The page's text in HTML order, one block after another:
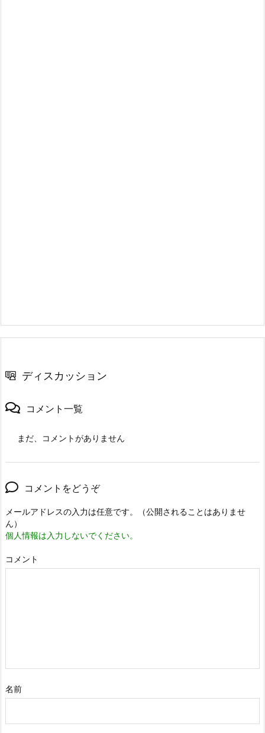
ディスカッション
コメント一覧
まだ、コメントがありません
コメントをどうぞ
メールアドレスの入力は任意です。（公開されることはありませ
ん）
個人情報は入力しないでください。
コメント
名前